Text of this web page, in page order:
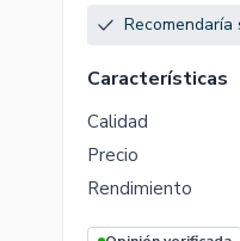
Recomendaría
Características
Calidad
Precio
Rendimiento